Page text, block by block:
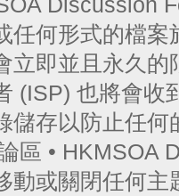
任何形式的檔
立即並且永久
(ISP) 也將會收
儲存以防止任
區 • HKMSOA
動或關閉任何